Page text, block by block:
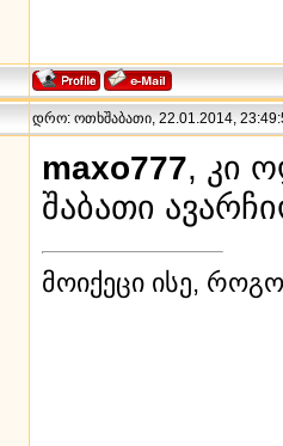
დრო: ოთხშაბათი, 22.01.2014,
maxo777, კი
შაბათი
მოიქეცი ისე,